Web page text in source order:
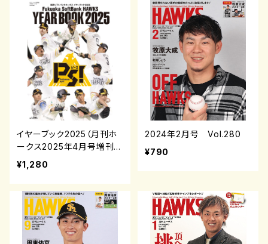
イヤーブック2025（月刊ホ
ークス2025年4月号増刊）
¥1,280
2024年2月号 Vol.280
¥790